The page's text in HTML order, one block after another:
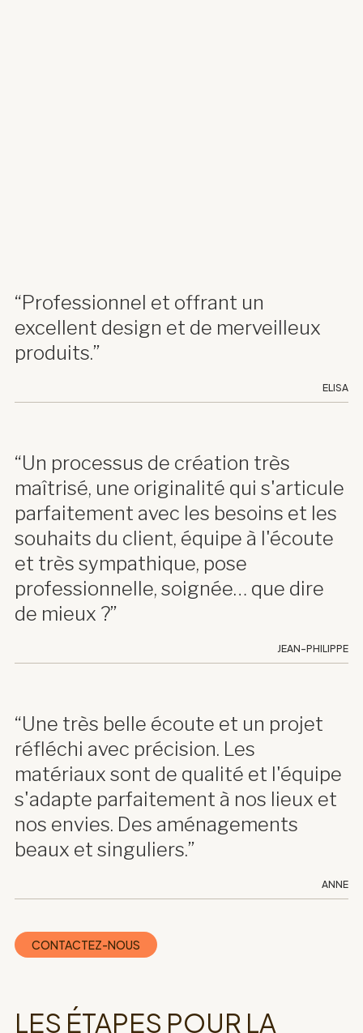
“Professionnel et offrant un
excellent design et de merveilleux
produits.”
ELISA
“Un processus de création très
maîtrisé, une originalité qui s'articule
parfaitement avec les besoins et les
souhaits du client, équipe à l'écoute
et très sympathique, pose
professionnelle, soignée… que dire
de mieux ?”
JEAN-PHILIPPE
“Une très belle écoute et un projet
réfléchi avec précision. Les
matériaux sont de qualité et l'équipe
s'adapte parfaitement à nos lieux et
nos envies. Des aménagements
beaux et singuliers.”
ANNE
CONTACTEZ-NOUS
LES ÉTAPES POUR LA